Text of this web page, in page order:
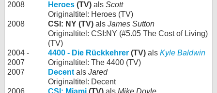
2008
Heroes (TV) als Scott
Originaltitel: Heroes (TV)
2008
CSI: NY (TV) als James Sutton
Originaltitel: CSI:NY (#5.05 The Cost of Living)
(TV)
2004 -
2007
4400 - Die Rückkehrer (TV) als Kyle Baldwin
Originaltitel: The 4400 (TV)
2007
Decent als Jared
Originaltitel: Decent